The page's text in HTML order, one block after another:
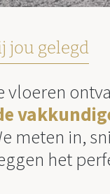
jou gelegd
vloeren
meten in,
het